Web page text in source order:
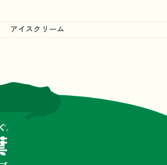
アイスクリーム